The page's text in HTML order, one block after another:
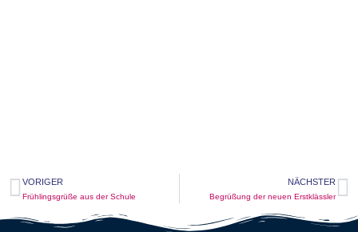
VORIGER
Frühlingsgrüße aus der Schule
NÄCHSTER
Begrüßung der neuen Erstklässler